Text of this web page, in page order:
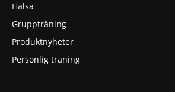
Hälsa
Gruppträning
Produktnyheter
Personlig träning